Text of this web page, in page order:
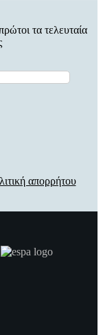
τα τελευταία
απορρήτου